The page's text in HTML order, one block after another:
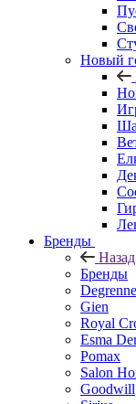
Новый
Бренды
Назад
Бренды
Degrenne
Gien
Royal
Esma
Pomax
Salon
Goodwill